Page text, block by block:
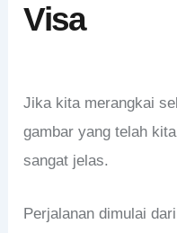
Visa
Jika kita merangkai
gambar yang telah
sangat jelas.
Perjalanan dimulai